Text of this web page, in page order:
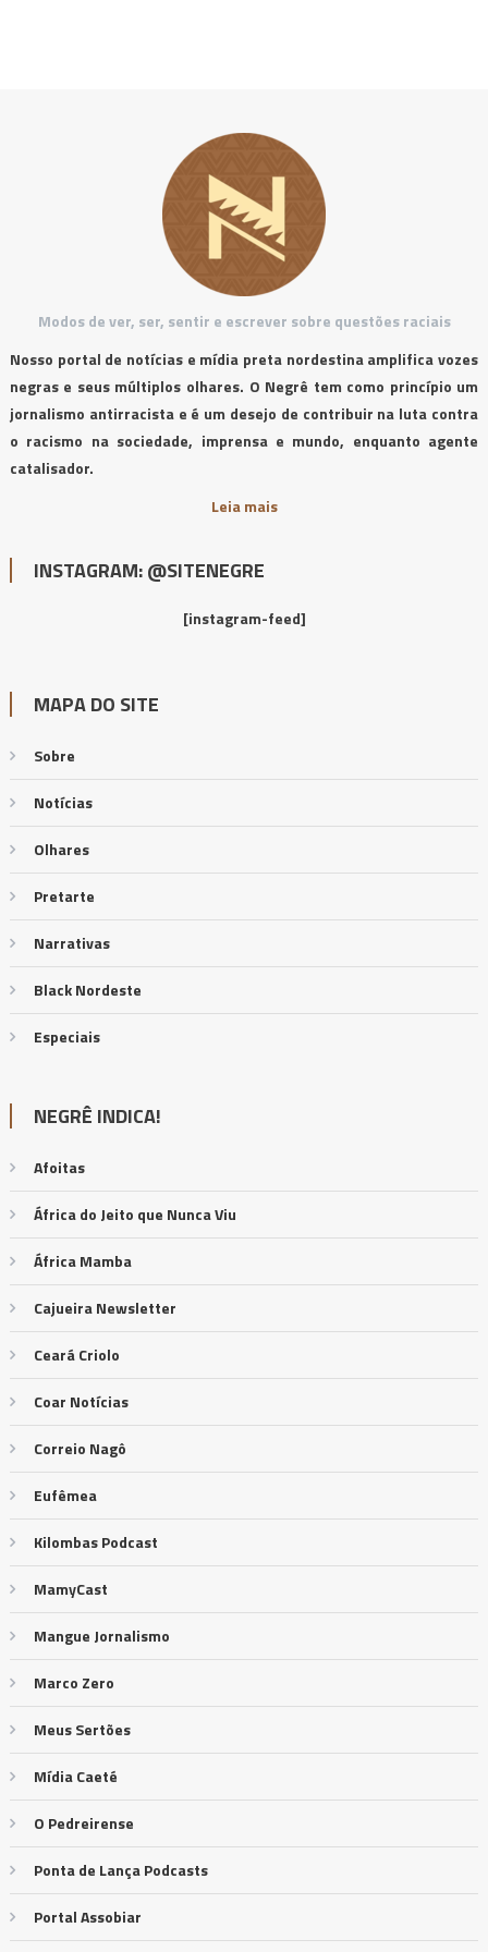
Modos de ver, ser, sentir e escrever sobre questões raciais
Nosso portal de notícias e mídia preta nordestina amplifica vozes
negras e seus múltiplos olhares. O Negrê tem como princípio um
jornalismo antirracista e é um desejo de contribuir na luta contra
o racismo na sociedade, imprensa e mundo, enquanto agente
catalisador.
Leia mais
INSTAGRAM: @SITENEGRE
[instagram-feed]
MAPA DO SITE
Sobre
Notícias
Olhares
Pretarte
Narrativas
Black Nordeste
Especiais
NEGRÊ INDICA!
Afoitas
África do Jeito que Nunca Viu
África Mamba
Cajueira Newsletter
Ceará Criolo
Coar Notícias
Correio Nagô
Eufêmea
Kilombas Podcast
MamyCast
Mangue Jornalismo
Marco Zero
Meus Sertões
Mídia Caeté
O Pedreirense
Ponta de Lança Podcasts
Portal Assobiar